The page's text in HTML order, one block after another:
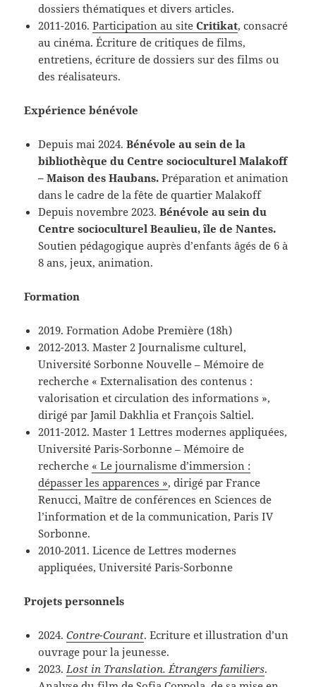
dossiers thématiques et divers articles.
2011-2016.Participation au siteCritikat, consacré
au cinéma. Écriture de critiques de films,
entretiens, écriture de dossiers sur des films ou
des réalisateurs.
Expérience bénévole
Depuis mai 2024.Bénévole au sein de la
bibliothèque du Centre socioculturel Malakoff
– Maison des Haubans. Préparation et animation
dans le cadre de la fête de quartier Malakoff
Depuis novembre 2023.Bénévole au sein du
Centre socioculturel Beaulieu, île de Nantes.
Soutien pédagogique auprès d’enfants âgés de 6 à
8 ans, jeux, animation.
Formation
2019. Formation Adobe Première (18h)
2012-2013. Master 2 Journalisme culturel,
Université Sorbonne Nouvelle – Mémoire de
recherche « Externalisation des contenus :
valorisation et circulation des informations »,
dirigé par Jamil Dakhlia et François Saltiel.
2011-2012. Master 1 Lettres modernes appliquées,
Université Paris-Sorbonne – Mémoire de
recherche « Le journalisme d’immersion :
dépasser les apparences », dirigé par France
Renucci, Maître de conférences en Sciences de
l’information et de la communication, Paris IV
Sorbonne.
2010-2011. Licence de Lettres modernes
appliquées, Université Paris-Sorbonne
Projets personnels
2024.Contre-Courant. Ecriture et illustration d’un
ouvrage pour la jeunesse.
2023.Lost in Translation. Étrangers familiers.